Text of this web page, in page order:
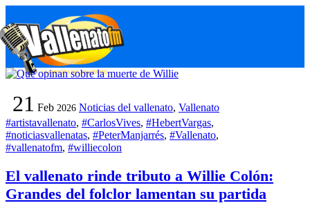
to
content
21 Feb 2026 Noticias del vallenato, Vallenato
#artistavallenato, #CarlosVives, #HebertVargas,
#noticiasvallenatas, #PeterManjarrés, #Vallenato,
#vallenatofm, #williecolon
El vallenato rinde tributo a Willie Colón:
Grandes del folclor lamentan su partida